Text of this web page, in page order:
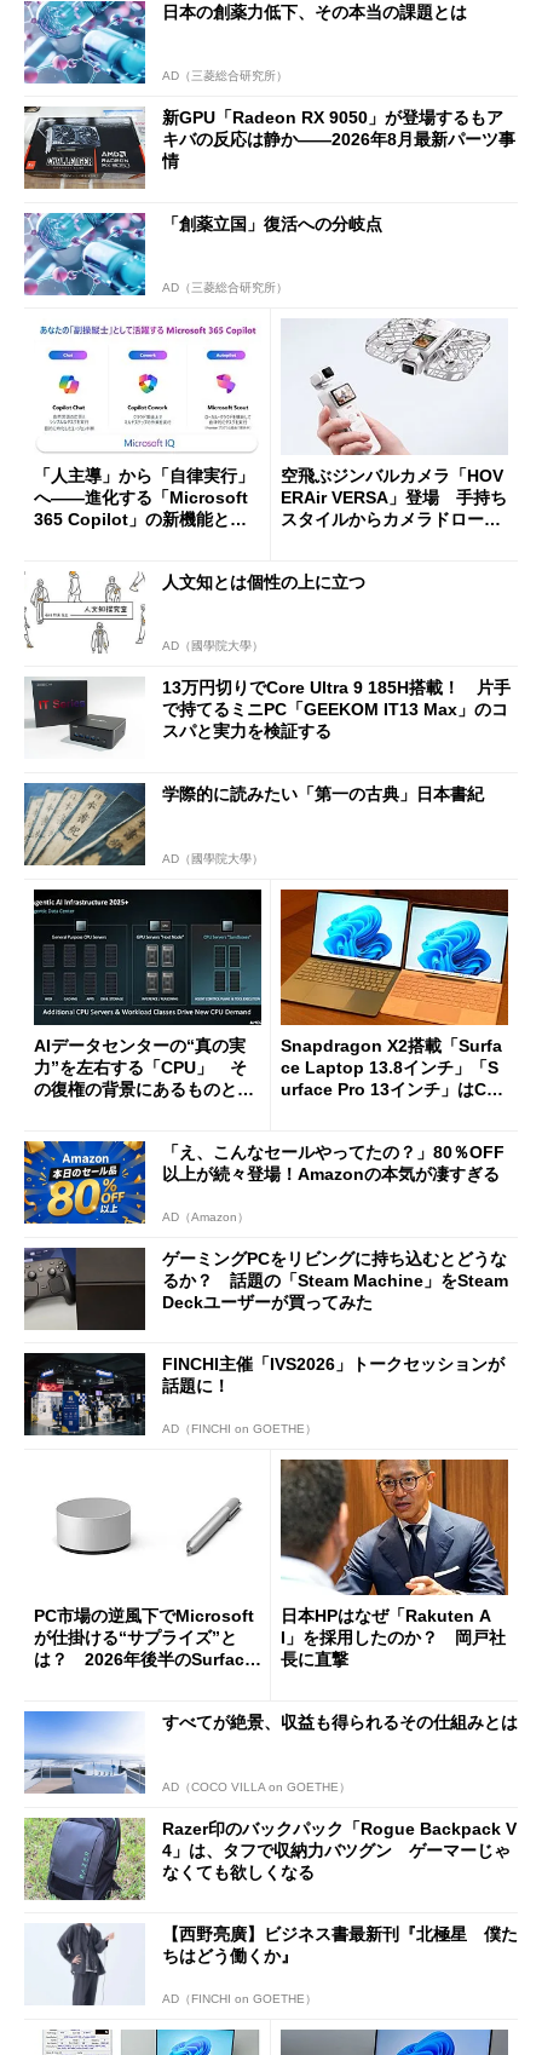
日本の創薬力低下、その本当の課題とは
AD（三菱総合研究所）
新GPU「Radeon RX 9050」が登場するもア
キバの反応は静か――2026年8月最新パーツ事
情
「創薬立国」復活への分岐点
AD（三菱総合研究所）
「人主導」から「自律実行」
へ――進化する「Microsoft
365 Copilot」の新機能とエ
空飛ぶジンバルカメラ「HOV
ERAir VERSA」登場 手持ち
スタイルからカメラドローン
人文知とは個性の上に立つ
AD（國學院大學）
13万円切りでCore Ultra 9 185H搭載！ 片手
で持てるミニPC「GEEKOM IT13 Max」のコ
スパと実力を検証する
学際的に読みたい「第一の古典」日本書紀
AD（國學院大學）
AIデータセンターの“真の実
力”を左右する「CPU」 そ
の復権の背景にあるものと
Snapdragon X2搭載「Surfa
ce Laptop 13.8インチ」「S
urface Pro 13インチ」はCop
た
「え、こんなセールやってたの？」80％OFF
以上が続々登場！Amazonの本気が凄すぎる
AD（Amazon）
ゲーミングPCをリビングに持ち込むとどうな
るか？ 話題の「Steam Machine」をSteam
Deckユーザーが買ってみた
FINCHI主催「IVS2026」トークセッションが
話題に！
AD（FINCHI on GOETHE）
PC市場の逆風下でMicrosoft
が仕掛ける“サプライズ”と
は？ 2026年後半のSurface
日本HPはなぜ「Rakuten A
I」を採用したのか？ 岡戸社
長に直撃
すべてが絶景、収益も得られるその仕組みとは
AD（COCO VILLA on GOETHE）
Razer印のバックパック「Rogue Backpack V
4」は、タフで収納力バツグン ゲーマーじゃ
なくても欲しくなる
【西野亮廣】ビジネス書最新刊『北極星 僕た
ちはどう働くか』
AD（FINCHI on GOETHE）